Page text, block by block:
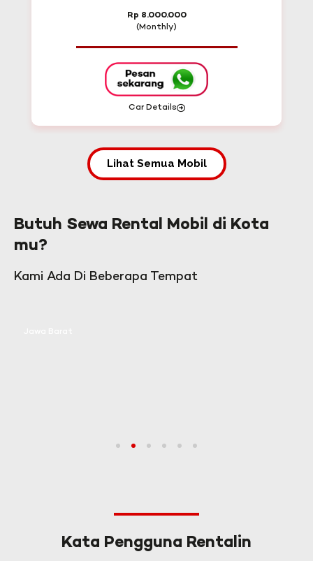
Rp 8.000.000
(Monthly)
Car Details
Lihat Semua Mobil
Butuh Sewa Rental Mobil di Kota
mu?
Kami Ada Di Beberapa Tempat
3 4 5 6
Kata Pengguna Rentalin